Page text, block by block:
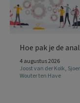
Hoe pak je de
4 augustus 2026
Joost van der Kolk,
Wouter ten Have